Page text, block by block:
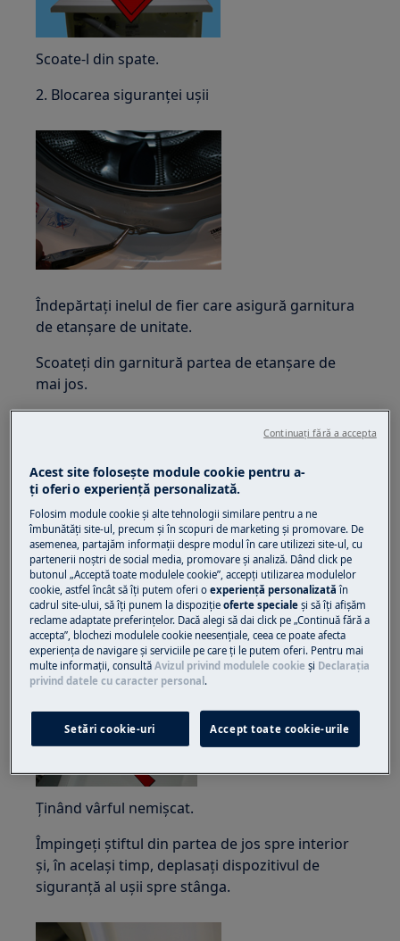
Scoate-l din spate.
2. Blocarea siguranței ușii
Îndepărtați inelul de fier care asigură garnitura
de etanșare de unitate.
Scoateți din garnitură partea de etanșare de
mai jos.
Aveți grijă să nu zgâriați dulapul.
Împingeți știftul din partea de sus spre interior
și, în același timp, deplasați dispozitivul de
siguranță al ușii spre stânga.
Ținând vârful nemișcat.
Împingeți știftul din partea de jos spre interior
și, în același timp, deplasați dispozitivul de
siguranță al ușii spre stânga.
Acest site folosește module cookie pentru a-
ţi oferi o experienţă personalizată.
Folosim module cookie și alte tehnologii similare pentru a ne
îmbunătăţi site-ul, precum și în scopuri de marketing și promovare. De
asemenea, partajăm informaţii despre modul în care utilizezi site-ul, cu
partenerii noștri de social media, promovare și analiză. Dând click pe
butonul „Acceptă toate modulele cookie”, accepţi utilizarea modulelor
cookie, astfel încât să îţi putem oferi oexperienţă personalizată în
cadrul site-ului, să îţi punem la dispoziţieoferte speciale și să îţi afișăm
reclame adaptate preferinţelor. Dacă alegi să dai click pe „Continuă fără a
accepta”, blochezi modulele cookie neesenţiale, ceea ce poate afecta
experienţa de navigare și serviciile pe care ţi le putem oferi. Pentru mai
multe informaţii, consultăAvizul privind modulele cookie și Declaraţia
privind datele cu caracter personal .
Setări cookie-uri Accept toate cookie-urile
Continuați fără a accepta